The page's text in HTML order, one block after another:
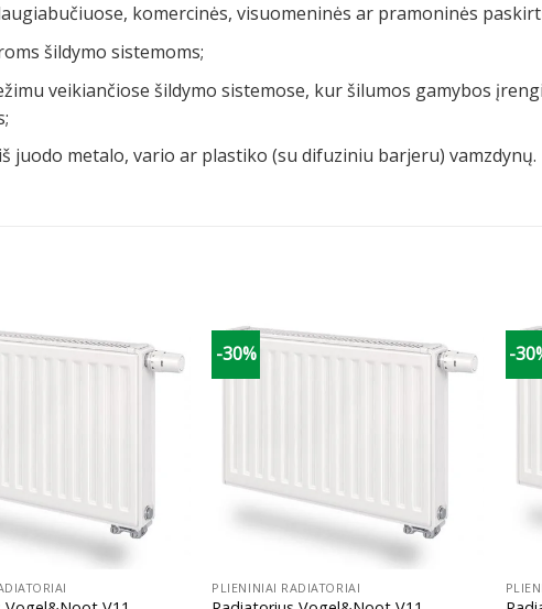
komercinės, visuomeninės ar pramoninės
šildymo sistemoms;
veikiančiose šildymo sistemose, kur šilumos gamybos
juodo metalo, vario ar plastiko (su difuziniu barjeru) vamzdynų.
-30%
PLIENINIAI RADIATORIAI
-